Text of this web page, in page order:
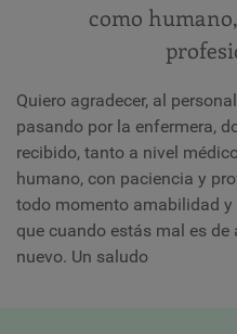
como
Quiero agradecer, al
pasando por la enfermera,
recibido, tanto a nivel
humano, con paciencia y
todo momento amabilidad y
que cuando estás mal es de
nuevo. Un saludo